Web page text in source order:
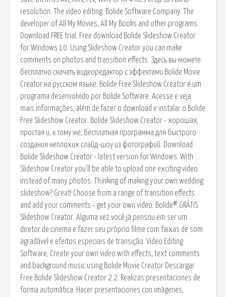
resolution. The video editing. Bolide Software Company. The
developer of All My Movies, All My Books and other programs.
Download FREE trial. Free download Bolide Slideshow Creator
for Windows 10. Using Slideshow Creator you can make
comments on photos and transition effects. Здесь вы можете
бесплатно скачать видеоредактор с эффектами Bolide Movie
Creator на русском языке. Bolide Free Slideshow Creator é um
programa desenvolvido por Bolide Software. Acesse e veja
mais informações, além de fazer o download e instalar o Bolide
Free Slideshow Creator. Bolide Slideshow Creator - хорошая,
простая и, к тому же, бесплатная программа для быстрого
создания неплохих слайд-шоу из фотографий. Download
Bolide Slideshow Creator - latest version for Windows. With
Slideshow Creator you'll be able to upload one exciting video
instead of many photos. Thinking of making your own wedding
slideshow? Great! Choose from a range of transition effects
and add your comments - get your own video. Bolide® GRÁTIS
Slideshow Creator. Alguma vez você já pensou em ser um
diretor de cinema e fazer seu próprio filme com faixas de som
agradável e efeitos especiais de transição. Video Editing
Software, Create your own video with effects, text comments
and background music using Bolide Movie Creator Descargar
Free Bolide Slideshow Creator 2.2. Realizas presentaciones de
forma automática. Hacer presentaciones con imágenes,